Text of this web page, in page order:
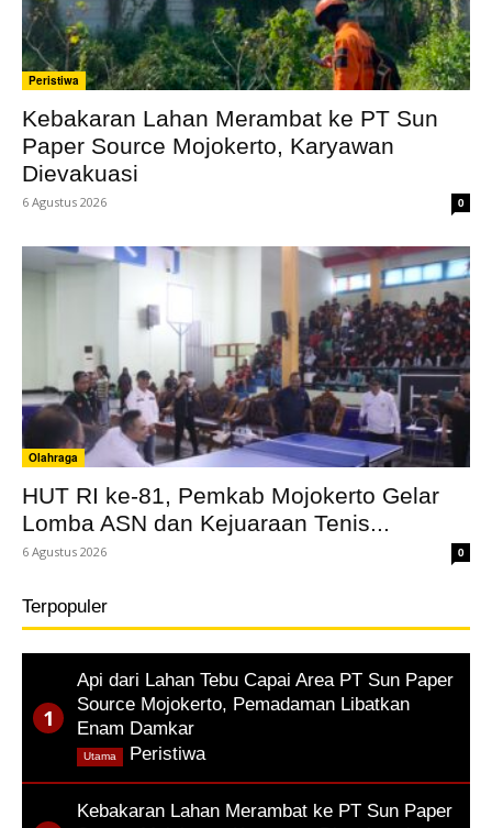
Peristiwa
Kebakaran Lahan Merambat ke PT Sun
Paper Source Mojokerto, Karyawan
Dievakuasi
6 Agustus 2026 0
Olahraga
HUT RI ke-81, Pemkab Mojokerto Gelar
Lomba ASN dan Kejuaraan Tenis...
6 Agustus 2026 0
Terpopuler
Api dari Lahan Tebu Capai Area PT Sun Paper
Source Mojokerto, Pemadaman Libatkan
Enam Damkar
Peristiwa,
Utama
Kebakaran Lahan Merambat ke PT Sun Paper